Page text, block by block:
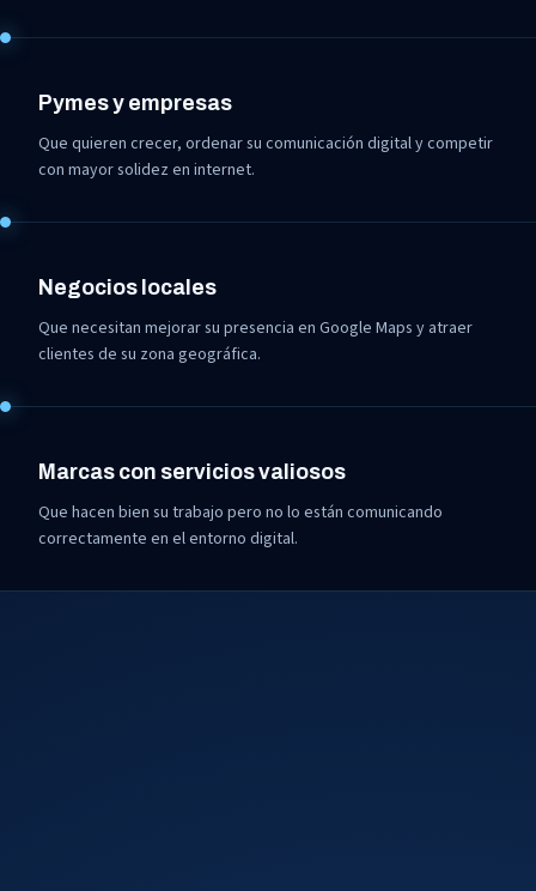
Pymes y empresas
Que quieren crecer, ordenar su comunicación digital y competir
con mayor solidez en internet.
Negocios locales
Que necesitan mejorar su presencia en Google Maps y atraer
clientes de su zona geográfica.
Marcas con servicios valiosos
Que hacen bien su trabajo pero no lo están comunicando
correctamente en el entorno digital.